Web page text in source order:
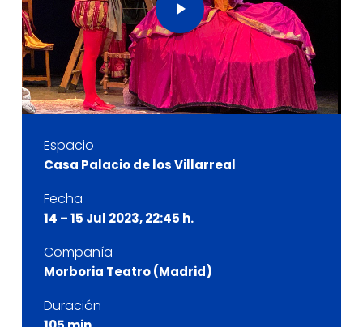
Espacio
Casa Palacio de los Villarreal
Fecha
14 – 15 Jul 2023, 22:45 h.
Compañía
Morboria Teatro (Madrid)
Duración